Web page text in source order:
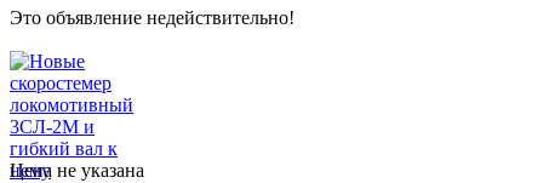
Это объявление недействительно!
Цена не указана